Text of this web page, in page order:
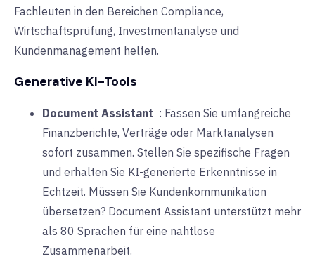
Fachleuten in den Bereichen Compliance,
Wirtschaftsprüfung, Investmentanalyse und
Kundenmanagement helfen.
Generative KI-Tools
Document Assistant : Fassen Sie umfangreiche
Finanzberichte, Verträge oder Marktanalysen
sofort zusammen. Stellen Sie spezifische Fragen
und erhalten Sie KI-generierte Erkenntnisse in
Echtzeit. Müssen Sie Kundenkommunikation
übersetzen? Document Assistant unterstützt mehr
als 80 Sprachen für eine nahtlose
Zusammenarbeit.